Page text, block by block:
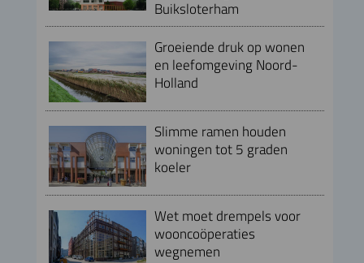
Buiksloterham
Groeiende druk op wonen
en leefomgeving Noord-
Holland
Slimme ramen houden
woningen tot 5 graden
koeler
Wet moet drempels voor
wooncoöperaties
wegnemen